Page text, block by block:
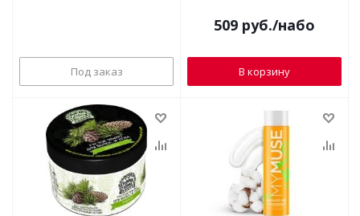
Под заказ
509 руб./набо
В корзину